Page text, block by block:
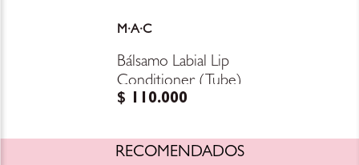
M·A·C
Bálsamo Labial Lip
Conditioner (Tube)
$ 110.000
RECOMENDADOS